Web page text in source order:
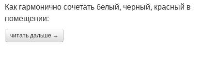
Как гармонично сочетать белый, черный, красный в
помещении:
читать дальше →